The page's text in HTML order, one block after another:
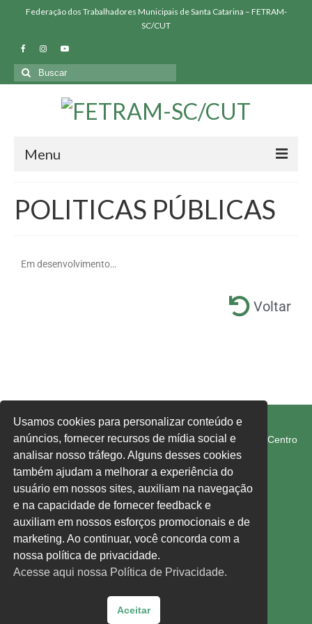
Federação dos Trabalhadores Municipais de Santa Catarina – FETRAM-
SC/CUT
Menu
SINDICATOS FILIADOS
POLITICAS PÚBLICAS
Em desenvolvimento…
Voltar
FETRAM-SC/CUT
Rua Rui Barbosa, 274-E, Edifício 1° de Maio, 1° Andar, Centro
Chapecó SC 89801-040
fetram-sc@fetram-sc.org.br
Acesse nossa política de privacidade,clique aqui.
FacebookInstagramYouTube
Usamos cookies para personalizar conteúdo e
anúncios, fornecer recursos de mídia social e
analisar nosso tráfego. Alguns desses cookies
também ajudam a melhorar a experiência do
usuário em nossos sites, auxiliam na navegação
e na capacidade de fornecer feedback e
auxiliam em nossos esforços promocionais e de
marketing. Ao continuar, você concorda com a
nossa política de privacidade.
Acesse aqui nossa Política de Privacidade.
Aceitar